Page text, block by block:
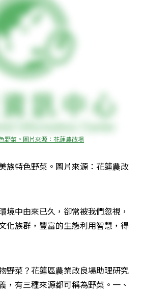
野菜。圖片來源：花蓮農改場
族特色野菜。圖片來源：花蓮農改
境中由來已久，卻常被我們忽視，
化族群，豐富的生態利用智慧，得
野菜？花蓮區農業改良場助理研究
，有三種來源都可稱為野菜。一、